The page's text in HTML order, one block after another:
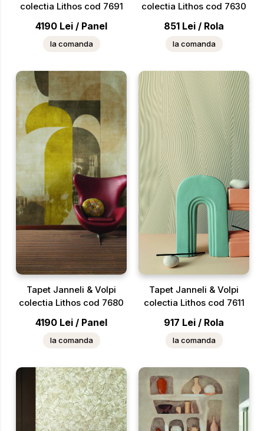
colectia Lithos cod 7691
4190 Lei / Panel
la comanda
colectia Lithos cod 7630
851 Lei / Rola
la comanda
Tapet Janneli & Volpi
colectia Lithos cod 7680
4190 Lei / Panel
la comanda
Tapet Janneli & Volpi
colectia Lithos cod 7611
917 Lei / Rola
la comanda